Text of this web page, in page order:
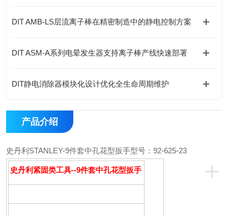
DIT AMB-LS层流离子棒在精密制造中的静电控制方案
DIT ASM-A系列电晕发生器支持离子棒产线快速部署
DIT静电消除器模块化设计优化全生命周期维护
产品介绍
史丹利STANLEY-9件套中孔花型扳手型号：92-625-23
+
史丹利紧固类工具--9件套中孔花型扳手